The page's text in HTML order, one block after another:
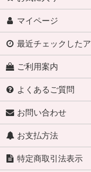
マイページ
最近チェックした
ご利用案内
よくあるご質問
お問い合わせ
お支払方法
特定商取引法表示